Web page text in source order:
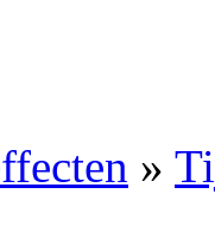
»